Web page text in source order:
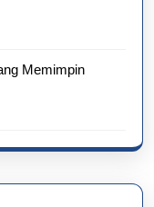
Memimpin